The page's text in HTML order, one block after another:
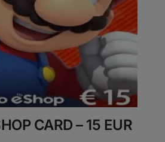
CARD – 15 EUR